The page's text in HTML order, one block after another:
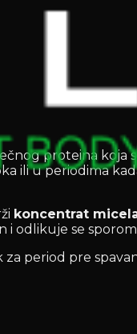
proteina koja
ili u periodima
koncentrat
i odlikuje se
period pre